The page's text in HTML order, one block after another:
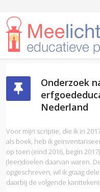
Onderzoek
Nederland
Voor mijn scriptie, die ik in
als boek, heb ik
op toen (eind 2016, begin
(leer)doelen daarvan waren.
opgeschreven, wil ik graag
daarbij de volgende